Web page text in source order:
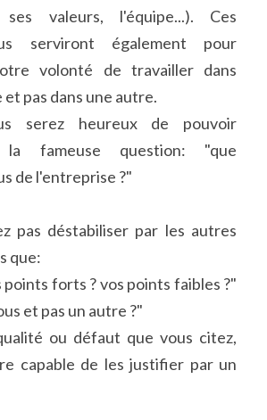
ses valeurs, l'équipe...). Ces
serviront également pour
volonté de travailler dans
pas dans une autre.
serez heureux de pouvoir
fameuse question: "que
de l'entreprise ?"
pas déstabiliser par les autres
que:
points forts ? vos points faibles ?"
et pas un autre ?"
ou défaut que vous citez,
capable de les justifier par un